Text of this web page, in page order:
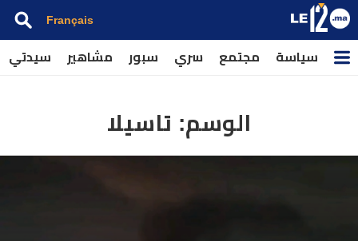
Français
سياسة مجتمع سري سبور مشاهير سيدتي
الوسم: تاسيلا